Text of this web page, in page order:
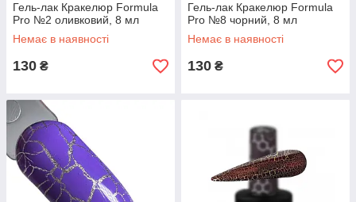
Гель-лак Кракелюр Formula
Pro №2 оливковий, 8 мл
Немає в наявності
130 ₴
Гель-лак Кракелюр Formula
Pro №8 чорний, 8 мл
Немає в наявності
130 ₴